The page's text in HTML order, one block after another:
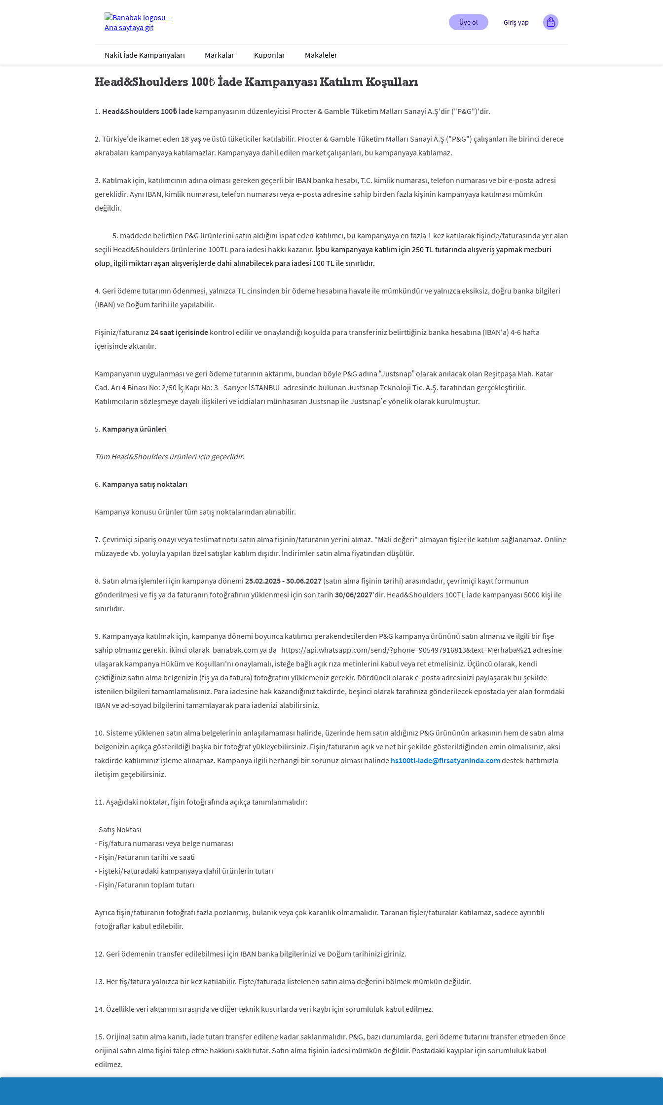
Üye ol Giriş yap
Nakit İade Kampanyaları Markalar Kuponlar Makaleler
Head&Shoulders 100₺ İade Kampanyası Katılım Koşulları
1. Head&Shoulders 100₺ İade kampanyasının düzenleyicisi Procter & Gamble Tüketim Malları Sanayi A.Ş'dir ("P&G")'dir.
2. Türkiye'de ikamet eden 18 yaş ve üstü tüketiciler katılabilir. Procter & Gamble Tüketim Malları Sanayi A.Ş ("P&G") çalışanları ile birinci derece
akrabaları kampanyaya katılamazlar. Kampanyaya dahil edilen market çalışanları, bu kampanyaya katılamaz.
3. Katılmak için, katılımcının adına olması gereken geçerli bir IBAN banka hesabı, T.C. kimlik numarası, telefon numarası ve bir e-posta adresi
gereklidir. Aynı IBAN, kimlik numarası, telefon numarası veya e-posta adresine sahip birden fazla kişinin kampanyaya katılması mümkün
değildir.
5. maddede belirtilen P&G ürünlerini satın aldığını ispat eden katılımcı, bu kampanyaya en fazla 1 kez katılarak fişinde/faturasında yer alan
seçili Head&Shoulders ürünlerine 100TL para iadesi hakkı kazanır. İşbu kampanyaya katılım için 250 TL tutarında alışveriş yapmak mecburi
olup, ilgili miktarı aşan alışverişlerde dahi alınabilecek para iadesi 100 TL ile sınırlıdır.
4. Geri ödeme tutarının ödenmesi, yalnızca TL cinsinden bir ödeme hesabına havale ile mümkündür ve yalnızca eksiksiz, doğru banka bilgileri
(IBAN) ve Doğum tarihi ile yapılabilir.
Fişiniz/faturanız24 saat içerisinde kontrol edilir ve onaylandığı koşulda para transferiniz belirttiğiniz banka hesabına (IBAN'a) 4-6 hafta
içerisinde aktarılır.
Kampanyanın uygulanması ve geri ödeme tutarının aktarımı, bundan böyle P&G adına “Justsnap” olarak anılacak olan Reşitpaşa Mah. Katar
Cad. Arı 4 Binası No: 2/50 İç Kapı No: 3 - Sarıyer İSTANBUL adresinde bulunan Justsnap Teknoloji Tic. A.Ş. tarafından gerçekleştirilir.
Katılımcıların sözleşmeye dayalı ilişkileri ve iddiaları münhasıran Justsnap ile Justsnap’e yönelik olarak kurulmuştur.
5. Kampanya ürünleri
Tüm Head&Shoulders ürünleri için geçerlidir.
6. Kampanya satış noktaları
Kampanya konusu ürünler tüm satış noktalarından alınabilir.
7. Çevrimiçi sipariş onayı veya teslimat notu satın alma fişinin/faturanın yerini almaz. "Mali değeri" olmayan fişler ile katılım sağlanamaz. Online
müzayede vb. yoluyla yapılan özel satışlar katılım dışıdır. İndirimler satın alma fiyatından düşülür.
8. Satın alma işlemleri için kampanya dönemi 25.02.2025 - 30.06.2027 (satın alma fişinin tarihi) arasındadır, çevrimiçi kayıt formunun
gönderilmesi ve fiş ya da faturanın fotoğrafının yüklenmesi için son tarih 30/06/2027'dir. Head&Shoulders 100TL İade kampanyası 5000 kişi ile
sınırlıdır.
9. Kampanyaya katılmak için, kampanya dönemi boyunca katılımcı perakendecilerden P&G kampanya ürününü satın almanız ve ilgili bir fişe
sahip olmanız gerekir. İkinci olarak banabak.com ya da https://api.whatsapp.com/send/?phone=905497916813&text=Merhaba%21 adresine
ulaşarak kampanya Hüküm ve Koşulları'nı onaylamalı, isteğe bağlı açık rıza metinlerini kabul veya ret etmelisiniz. Üçüncü olarak, kendi
çektiğiniz satın alma belgenizin (fiş ya da fatura) fotoğrafını yüklemeniz gerekir. Dördüncü olarak e-posta adresinizi paylaşarak bu şekilde
istenilen bilgileri tamamlamalısınız. Para iadesine hak kazandığınız takdirde, beşinci olarak tarafınıza gönderilecek epostada yer alan formdaki
IBAN ve ad-soyad bilgilerini tamamlayarak para iadenizi alabilirsiniz.
10. Sisteme yüklenen satın alma belgelerinin anlaşılamaması halinde, üzerinde hem satın aldığınız P&G ürününün arkasının hem de satın alma
belgenizin açıkça gösterildiği başka bir fotoğraf yükleyebilirsiniz. Fişin/faturanın açık ve net bir şekilde gösterildiğinden emin olmalısınız, aksi
takdirde katılımınız işleme alınamaz. Kampanya ilgili herhangi bir sorunuz olması halinde hs100tl-iade@firsatyaninda.comdestek hattımızla
iletişim geçebilirsiniz.
11. Aşağıdaki noktalar, fişin fotoğrafında açıkça tanımlanmalıdır:
- Satış Noktası
- Fiş/fatura numarası veya belge numarası
- Fişin/Faturanın tarihi ve saati
- Fişteki/Faturadaki kampanyaya dahil ürünlerin tutarı
- Fişin/Faturanın toplam tutarı
Ayrıca fişin/faturanın fotoğrafı fazla pozlanmış, bulanık veya çok karanlık olmamalıdır. Taranan fişler/faturalar katılamaz, sadece ayrıntılı
fotoğraflar kabul edilebilir.
12. Geri ödemenin transfer edilebilmesi için IBAN banka bilgilerinizi ve Doğum tarihinizi giriniz.
13. Her fiş/fatura yalnızca bir kez katılabilir. Fişte/faturada listelenen satın alma değerini bölmek mümkün değildir.
14. Özellikle veri aktarımı sırasında ve diğer teknik kusurlarda veri kaybı için sorumluluk kabul edilmez.
15. Orijinal satın alma kanıtı, iade tutarı transfer edilene kadar saklanmalıdır. P&G, bazı durumlarda, geri ödeme tutarını transfer etmeden önce
orijinal satın alma fişini talep etme hakkını saklı tutar. Satın alma fişinin iadesi mümkün değildir. Postadaki kayıplar için sorumluluk kabul
edilmez.